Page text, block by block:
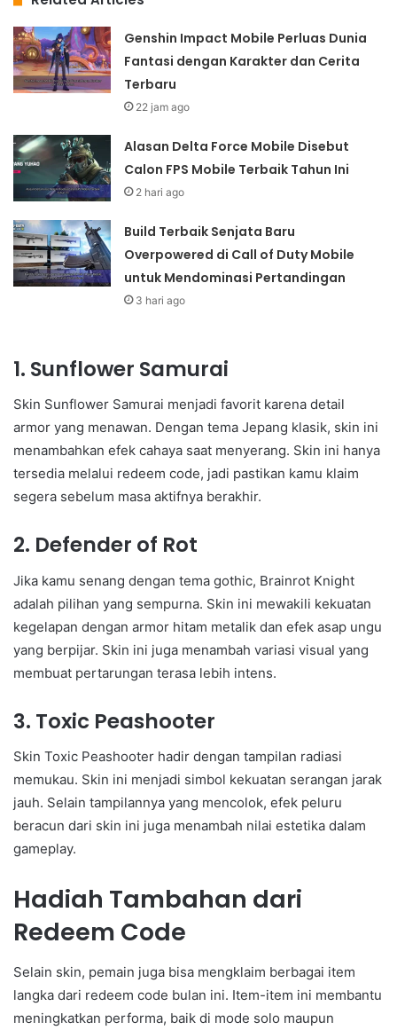
Genshin Impact Mobile Perluas Dunia
Fantasi dengan Karakter dan Cerita
Terbaru
22 jam ago
Alasan Delta Force Mobile Disebut
Calon FPS Mobile Terbaik Tahun Ini
2 hari ago
Build Terbaik Senjata Baru
Overpowered di Call of Duty Mobile
untuk Mendominasi Pertandingan
3 hari ago
1. Sunflower Samurai
Skin Sunflower Samurai menjadi favorit karena detail
armor yang menawan. Dengan tema Jepang klasik, skin ini
menambahkan efek cahaya saat menyerang. Skin ini hanya
tersedia melalui redeem code, jadi pastikan kamu klaim
segera sebelum masa aktifnya berakhir.
2. Defender of Rot
Jika kamu senang dengan tema gothic, Brainrot Knight
adalah pilihan yang sempurna. Skin ini mewakili kekuatan
kegelapan dengan armor hitam metalik dan efek asap ungu
yang berpijar. Skin ini juga menambah variasi visual yang
membuat pertarungan terasa lebih intens.
3. Toxic Peashooter
Skin Toxic Peashooter hadir dengan tampilan radiasi
memukau. Skin ini menjadi simbol kekuatan serangan jarak
jauh. Selain tampilannya yang mencolok, efek peluru
beracun dari skin ini juga menambah nilai estetika dalam
gameplay.
Hadiah Tambahan dari
Redeem Code
Selain skin, pemain juga bisa mengklaim berbagai item
langka dari redeem code bulan ini. Item-item ini membantu
meningkatkan performa, baik di mode solo maupun